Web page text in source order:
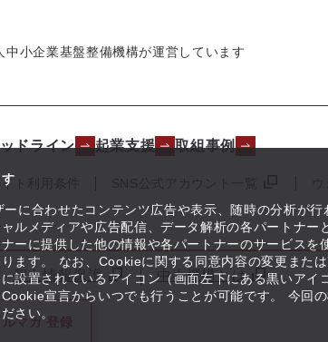
に合わせたコンテンツ広告や表示、随時の分析が
ルメディアや広告配信、データ解析の各パートナー
ーに提供した他の情報や各パートナーのサービスを
ます。 なお、Cookieに関する同意内容の変更また
設置されているアイコン（画面左下にある黒いアイ
宣言からいつでも行うことが可能です。 今回
さい。
ルマガ
中小企業基盤整備機構が運営しています
ドライン 起業支援 取組事例
ト利用条件
個人情報保護 中小機構とは